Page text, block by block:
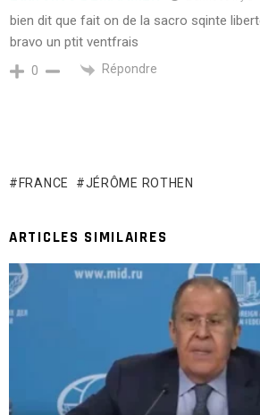
bien dit que fait on de la sacro sqinte
bravo un ptit ventfrais
0 Répondre
FRANCE JÉRÔME ROTHEN
ARTICLES SIMILAIRES